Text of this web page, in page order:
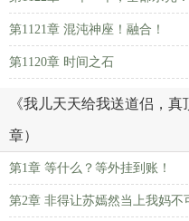
第1121章 混沌神座！融合！
第1120章 时间之石
《我儿天天给我送道侣，
章）
第1章 等什么？等外挂到账！
第2章 非得让苏嫣然当上我妈不